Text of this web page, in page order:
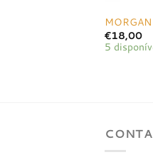
€18,00
5